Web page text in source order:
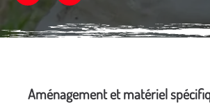
Aménagement et matériel